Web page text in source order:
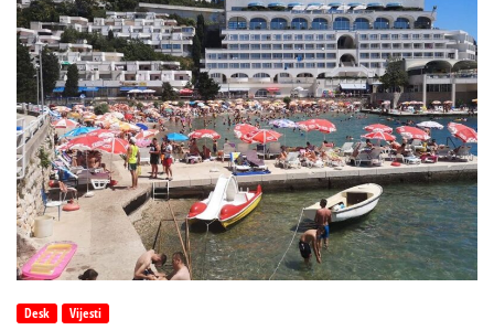
i
EU
u
Neumu
otkazan
zbog
oborenog
tendera
Desk Vijesti